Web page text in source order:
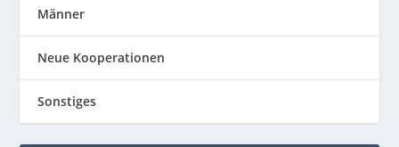
Männer
Neue Kooperationen
Sonstiges